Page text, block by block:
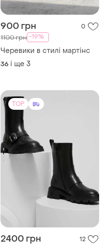
900 грн 0
1100 грн -19%
Черевики в стилі мартінс
36 і ще 3
TOP
2400 грн 12